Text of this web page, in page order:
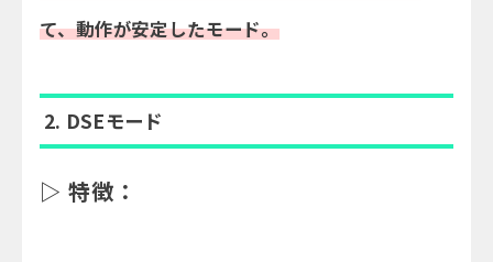
て、動作が安定したモード。
2. DSEモード
▷ 特徴：